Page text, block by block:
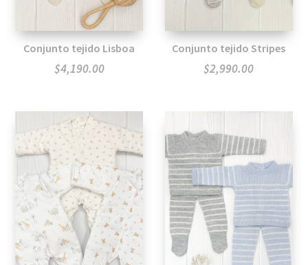
Conjunto tejido Lisboa
$4,190.00
Conjunto tejido Stripes
$2,990.00